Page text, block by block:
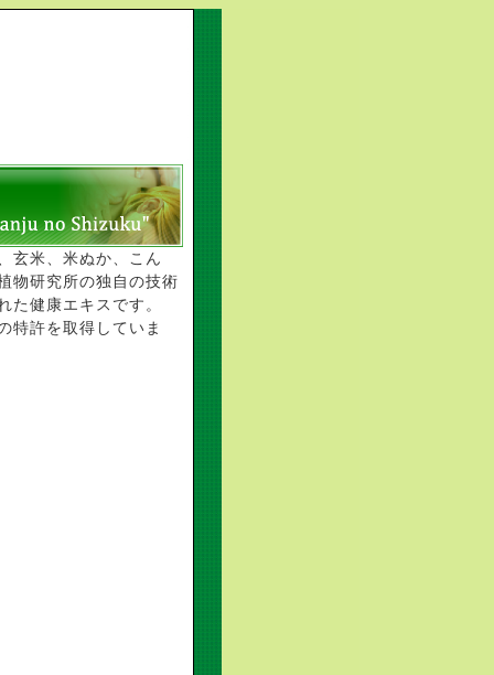
玄米、米ぬか、こん
物研究所の独自の技術
た健康エキスです。
特許を取得していま